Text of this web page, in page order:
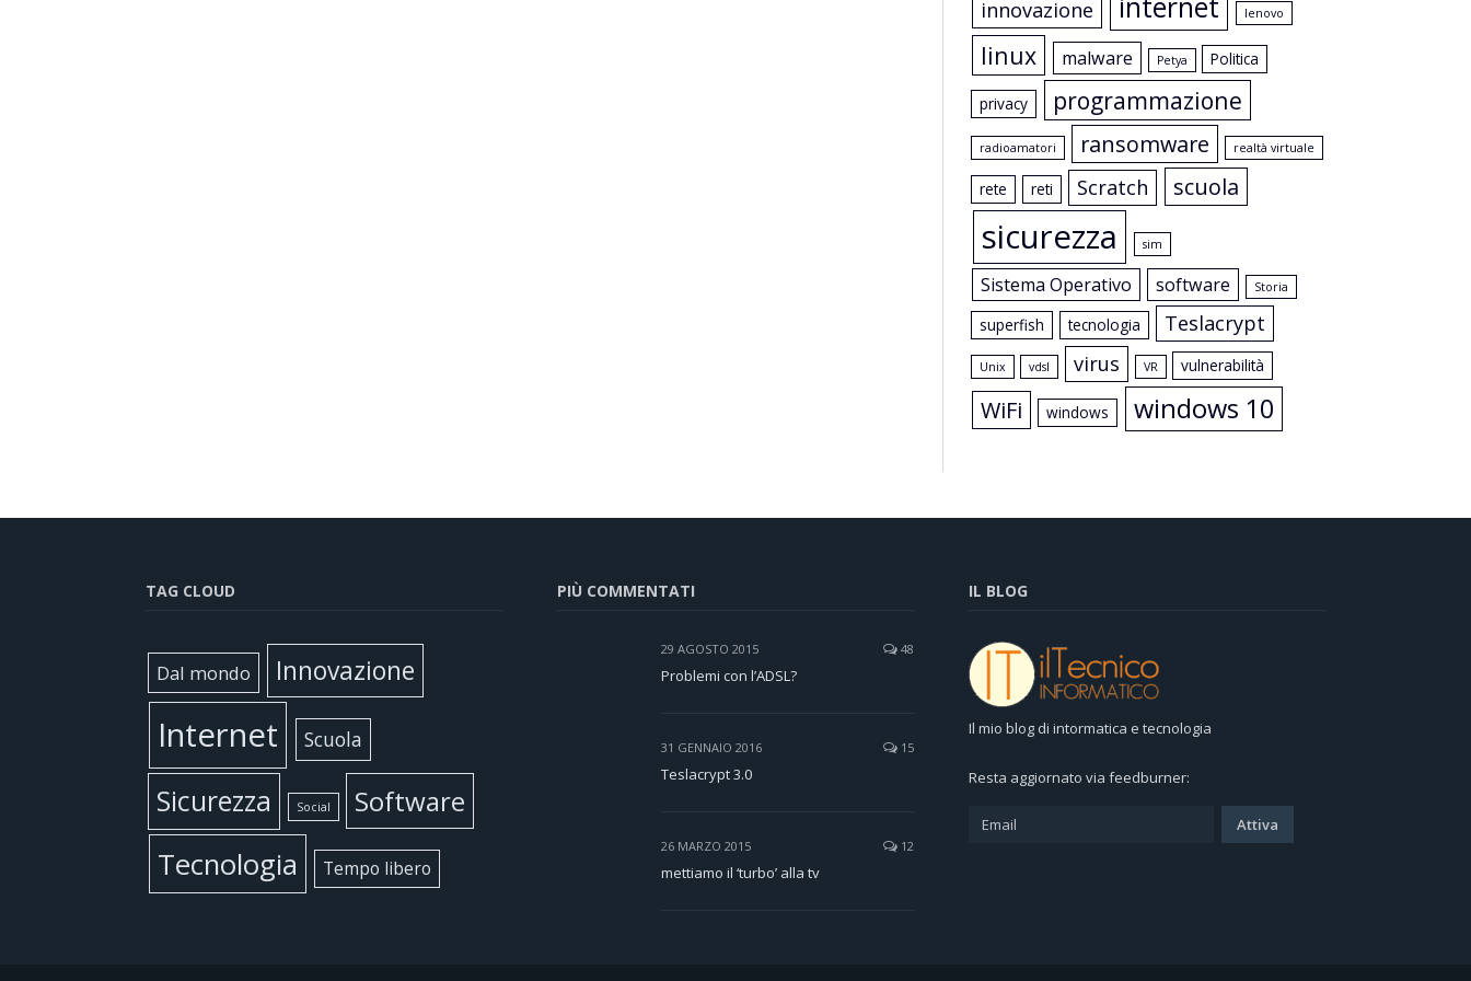
innovazione lenovo
linux malware Petya Politica
privacy programmazione
radioamatori ransomware realtà virtuale
rete reti Scratch scuola
sicurezza sim
Sistema Operativo software Storia
superfish tecnologia Teslacrypt
Unix vdsl virus VR vulnerabilità
WiFi windows windows 10
TAG CLOUD
Dal mondo Innovazione
Internet Scuola
Sicurezza Social Software
Tecnologia Tempo libero
PIÙ COMMENTATI
29 AGOSTO 2015 48
Problemi con l’ADSL?
31 GENNAIO 2016 15
Teslacrypt 3.0
26 MARZO 2015 12
mettiamo il ‘turbo’ alla tv
IL BLOG
Il mio blog di intormatica e tecnologia
Resta aggiornato via feedburner: